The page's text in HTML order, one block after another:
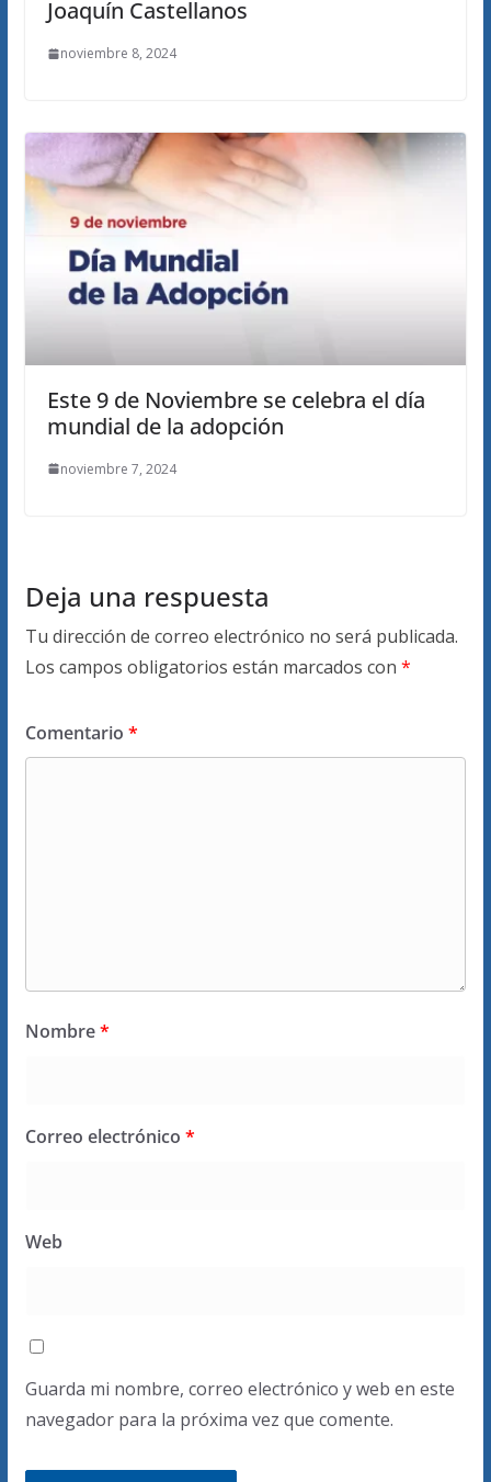
Joaquín Castellanos
noviembre 8, 2024
Este 9 de Noviembre se celebra el día
mundial de la adopción
noviembre 7, 2024
Deja una respuesta
Tu dirección de correo electrónico no será publicada.
Los campos obligatorios están marcados con *
Comentario *
Nombre*
Correo electrónico *
Web
Guarda mi nombre, correo electrónico y web en este
navegador para la próxima vez que comente.